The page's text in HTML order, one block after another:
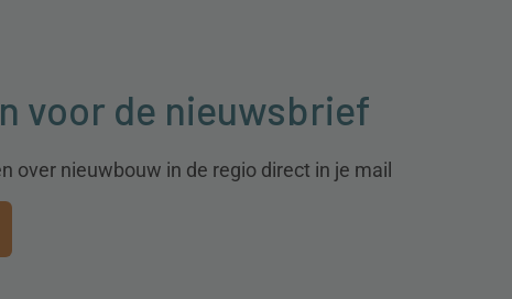
voor de nieuwsbrief
over nieuwbouw in de regio direct in je mail